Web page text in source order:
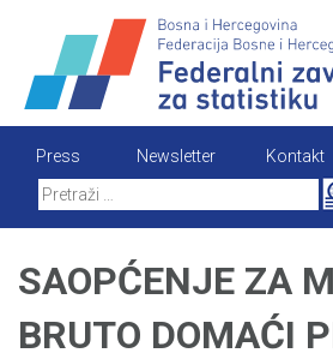
content
Press Newsletter
Kontakt
SAOPĆENJE ZA
BRUTO DOMAĆI